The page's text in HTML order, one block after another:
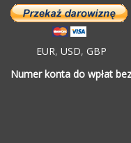
EUR, USD, GBP
Numer konta do wpłat